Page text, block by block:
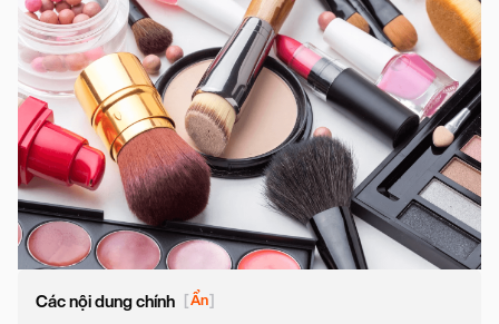
Các nội dung chính [Ẩn]